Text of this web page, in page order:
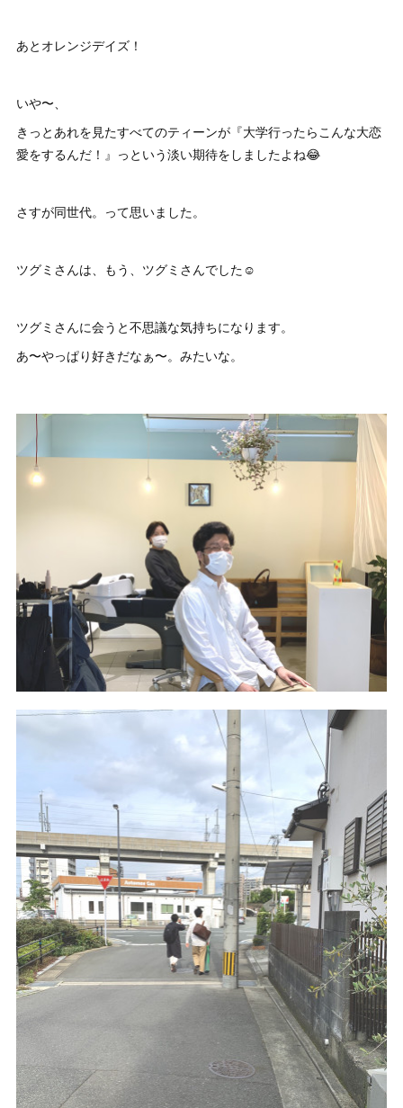
あとオレンジデイズ！
いや〜、
きっとあれを見たすべてのティーンが『大学行ったらこんな大恋
愛をするんだ！』っという淡い期待をしましたよね😂
さすが同世代。って思いました。
ツグミさんは、もう、ツグミさんでした☺️
ツグミさんに会うと不思議な気持ちになります。
あ〜やっぱり好きだなぁ〜。みたいな。